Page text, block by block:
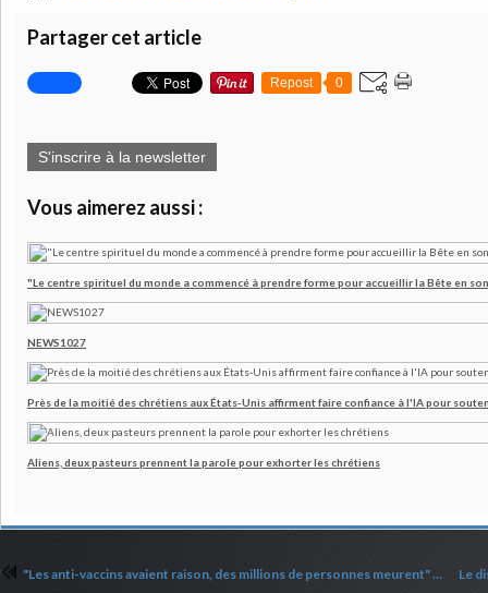
Partager cet article
Repost 0
S'inscrire à la newsletter
Vous aimerez aussi :
"Le centre spirituel du monde a commencé à prendre forme pour accueillir la Bête en
NEWS1027
Près de la moitié des chrétiens aux États-Unis affirment faire confiance à l'IA pour
Aliens, deux pasteurs prennent la parole pour exhorter les chrétiens
"Les anti-vaccins avaient raison, des millions de personnes meurent" Scott Adams